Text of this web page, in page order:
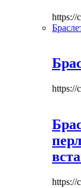
https://
https://
https://